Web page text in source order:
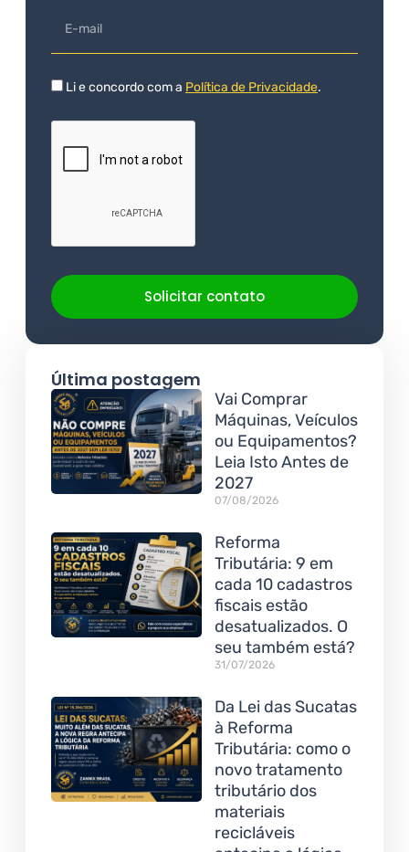
Li e concordo com a Política de Privacidade.
Solicitar contato
Última postagem
Vai Comprar
Máquinas, Veículos
ou Equipamentos?
Leia Isto Antes de
2027
07/08/2026
Reforma
Tributária: 9 em
cada 10 cadastros
fiscais estão
desatualizados. O
seu também está?
31/07/2026
Da Lei das Sucatas
à Reforma
Tributária: como o
novo tratamento
tributário dos
materiais
recicláveis